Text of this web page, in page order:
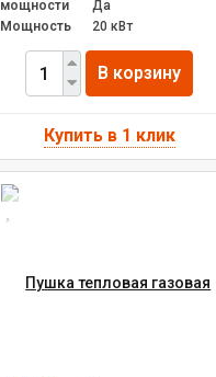
мощности
Да
Мощность
20 кВт
В корзину